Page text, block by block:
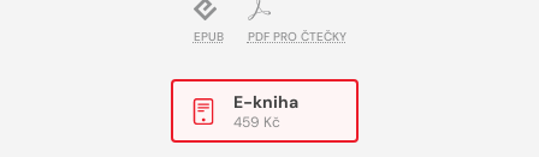
EPUB PDF PRO ČTEČKY
E-kniha
459 Kč